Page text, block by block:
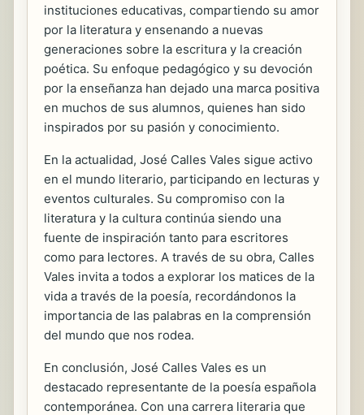
instituciones educativas, compartiendo su amor
por la literatura y ensenando a nuevas
generaciones sobre la escritura y la creación
poética. Su enfoque pedagógico y su devoción
por la enseñanza han dejado una marca positiva
en muchos de sus alumnos, quienes han sido
inspirados por su pasión y conocimiento.
En la actualidad, José Calles Vales sigue activo
en el mundo literario, participando en lecturas y
eventos culturales. Su compromiso con la
literatura y la cultura continúa siendo una
fuente de inspiración tanto para escritores
como para lectores. A través de su obra, Calles
Vales invita a todos a explorar los matices de la
vida a través de la poesía, recordándonos la
importancia de las palabras en la comprensión
del mundo que nos rodea.
En conclusión, José Calles Vales es un
destacado representante de la poesía española
contemporánea. Con una carrera literaria que